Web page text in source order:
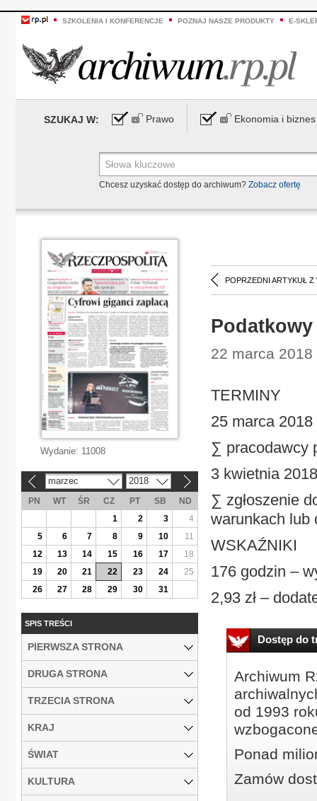
SZKOLENIA I KONFERENCJE POZNAJ NASZE PRODUKTY E-
SZUKAJ W: Prawo Ekonomia i biznes
Chcesz uzyskać dostęp do archiwum? Zobacz ofertę
POPRZEDNI ARTYKUŁ Z
22 marca
TERMINY
25 marca 2018
∑ pracodawcy
3 kwietnia
∑ zgłoszenie
warunkach lub
WSKAŹNIKI
176 godzin –
2,93 zł –
Dostęp do
Archiwum
od 1993
Ponad
Zamów
Wydanie: 11008
marzec 2018
PN WT ŚR CZ PT SB
ND
1
2 3
4
5
6 7 8 9 10
11
12
13 14 15 16 17
18
19
20 21 22 23 24
25
26
27 28 29 30 31
SPIS TREŚCI
PIERWSZA STRONA
DRUGA STRONA
TRZECIA STRONA
KRAJ
ŚWIAT
KULTURA